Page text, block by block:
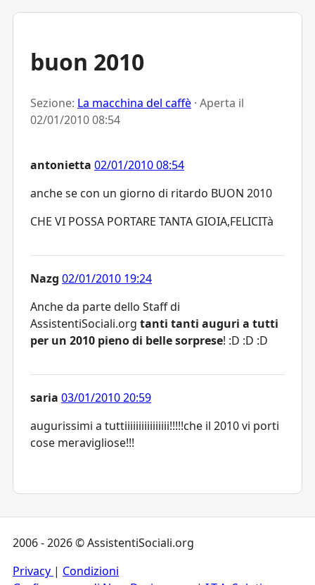
buon 2010
Sezione: La macchina del caffè · Aperta il
02/01/2010 08:54
antonietta 02/01/2010 08:54
anche se con un giorno di ritardo BUON 2010
CHE VI POSSA PORTARE TANTA GIOIA,FELICITà
Nazg 02/01/2010 19:24
Anche da parte dello Staff di
AssistentiSociali.org tanti tanti auguri a tutti
per un 2010 pieno di belle sorprese! :D :D :D
saria 03/01/2010 20:59
augurissimi a tuttiiiiiiiiiiiiiiii!!!!!che il 2010 vi porti
cose meravigliose!!!
2006 - 2026 © AssistentiSociali.org
Privacy | Condizioni